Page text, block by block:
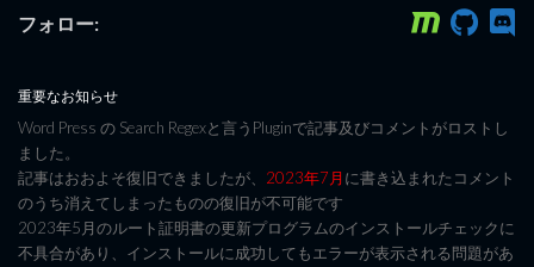
フォロー:
重要なお知らせ
Word Press の Search Regexと言うPluginで記事及びコメントがロストし
ました。
記事はおおよそ復旧できましたが、 2023年7月に書き込まれたコメント
のうち消えてしまったものの復旧が不可能です
2023年5月のルート証明書の更新プログラムのインストールチェックに
不具合があり、インストールに成功してもエラーが表示される問題があ